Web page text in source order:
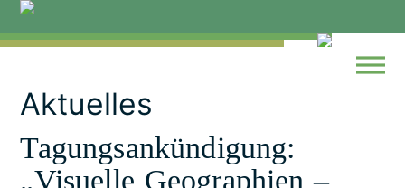
Skip
content
Aktuelles
Tagungsankündigung:
„Visuelle Geographien –